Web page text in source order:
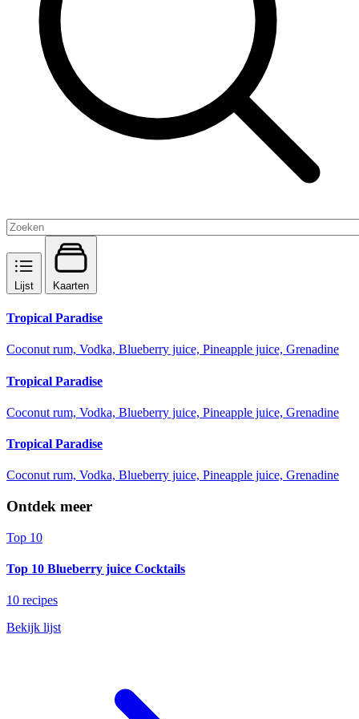
Lijst Kaarten
Tropical Paradise
Coconut rum, Vodka, Blueberry juice, Pineapple juice, Grenadine
Tropical Paradise
Coconut rum, Vodka, Blueberry juice, Pineapple juice, Grenadine
Tropical Paradise
Coconut rum, Vodka, Blueberry juice, Pineapple juice, Grenadine
Ontdek meer
Top 10
Top 10 Blueberry juice Cocktails
10 recipes
Bekijk lijst